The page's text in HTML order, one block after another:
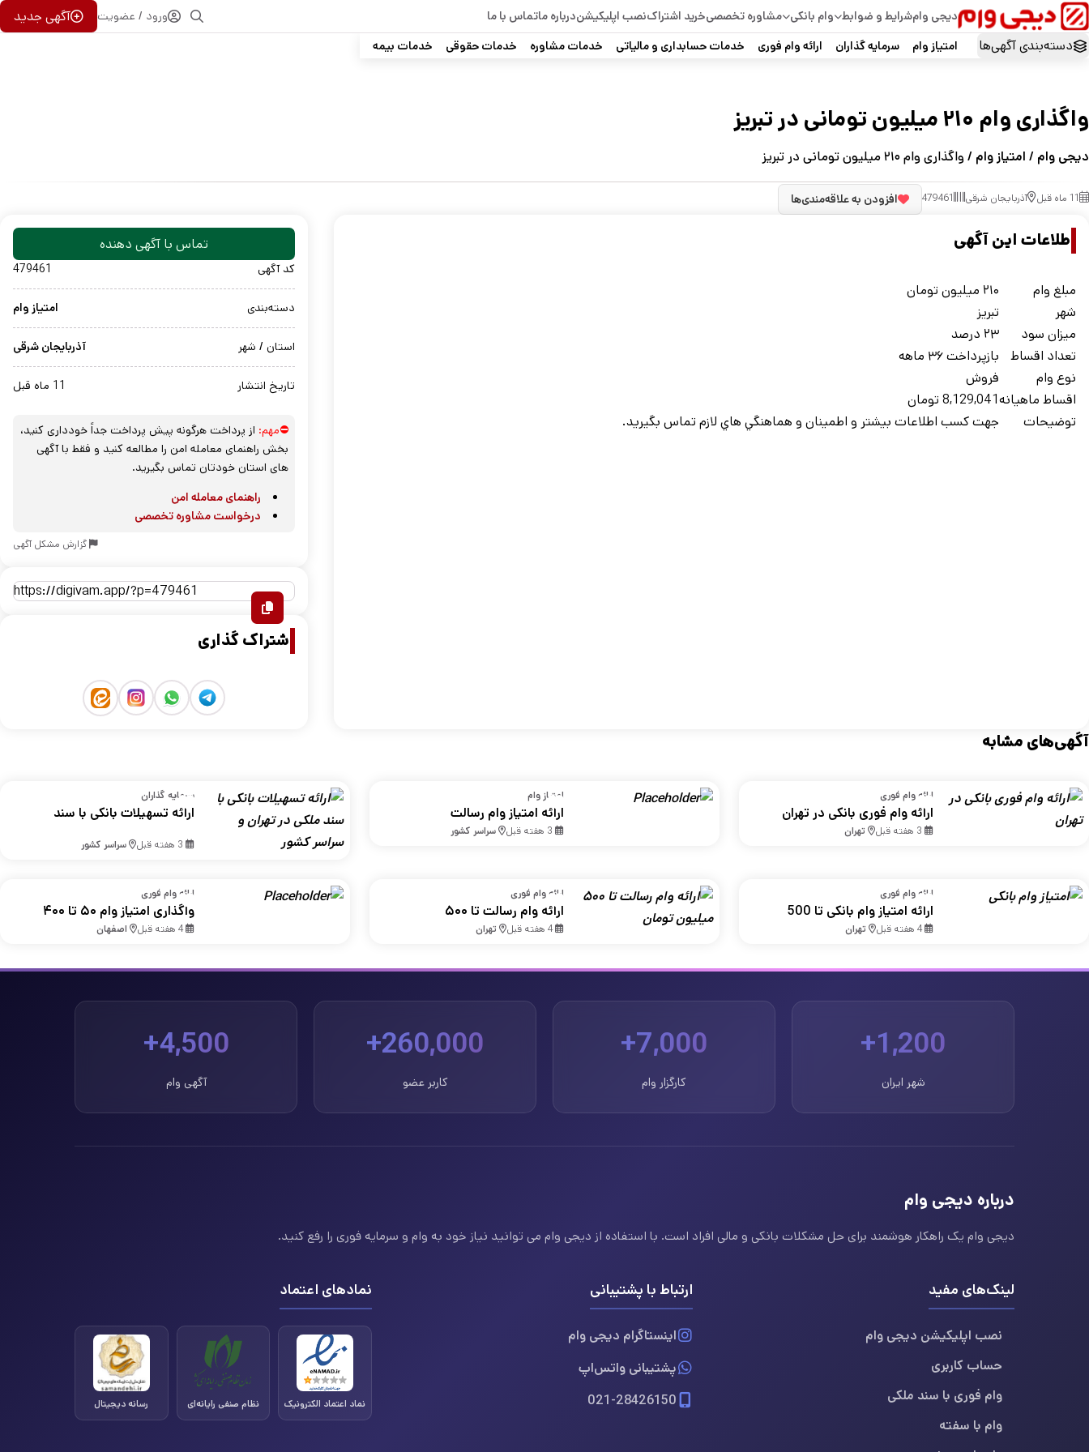
دیجی وامشرایط و ضوابط وام بانکی مشاوره تخصصیخرید اشتراکنصب اپلیکیشندرباره ماتماس با ما ورود / عضویت
آگهی جدید
دسته‌بندی آگهی‌ها
امتیاز وام سرمایه گذاران ارائه وام فوری خدمات حسابداری و مالیاتی خدمات مشاوره خدمات حقوقی خدمات بیمه
واگذاری وام ۲۱۰ میلیون تومانی در تبریز
دیجی وام / امتیاز وام / واگذاری وام ۲۱۰ میلیون تومانی در تبریز
11 ماه قبل آذربایجان شرقی 479461 افزودن به علاقه‌مندی‌ها
اطلاعات این آگهی
مبلغ وام
۲۱۰ میلیون تومان
شهر
تبریز
ميزان سود
۲۳ درصد
تعداد اقساط
بازپرداخت ۳۶ ماهه
نوع وام
فروش
اقساط ماهيانه8,129,041 تومان
توضيحات
جهت کسب اطلاعات بيشتر و اطمينان و هماهنگي هاي لازم تماس بگيريد.
تماس با آگهی دهنده
کد آگهی 479461
دسته‌بندی امتیاز وام
استان / شهر آذربایجان شرقی
تاریخ انتشار 11 ماه قبل
⛔مهم: از پرداخت هرگونه پیش پرداخت جداً خودداری کنید،
بخش راهنمای معامله امن را مطالعه کنید و فقط با آگهی
های استان خودتان تماس بگیرید.
راهنمای معامله امن
درخواست مشاوره تخصصی
گزارش مشکل آگهی
اشتراک گذاری
آگهی‌های مشابه
ارائه وام فوری
ارائه وام فوری بانکی در تهران
3 هفته قبل تهران
امتیاز وام
ارائه امتیاز وام رسالت
3 هفته قبل سراسر کشور
سرمایه گذاران
ارائه تسهیلات بانکی با سند
3 هفته قبل سراسر کشور
ارائه وام فوری
ارائه امتیاز وام بانکی تا 500
میلیون تومان در تهران
4 هفته قبل تهران
ارائه وام فوری
ارائه وام رسالت تا ۵۰۰
میلیون تومان
4 هفته قبل تهران
ارائه وام فوری
واگذاری امتیاز وام ۵۰ تا ۴۰۰
میلیونی بانک مهر در اصفهان
4 هفته قبل اصفهان
1,200+
شهر ایران
7,000+
کارگزار وام
260,000+
کاربر عضو
4,500+
آگهی وام
درباره دیجی وام
دیجی وام یک راهکار هوشمند برای حل مشکلات بانکی و مالی افراد است. با استفاده از دیجی وام می توانید نیاز خود به وام و سرمایه فوری را رفع کنید.
لینک‌های مفید
نصب اپلیکیشن دیجی وام
حساب کاربری
وام فوری با سند ملکی
وام با سفته
ارتباط با پشتیبانی
اینستاگرام دیجی وام
پشتیبانی واتس‌اپ
021-28426150
نمادهای اعتماد
نماد اعتماد الکترونیک نظام صنفی رایانه‌ای رسانه دیجیتال